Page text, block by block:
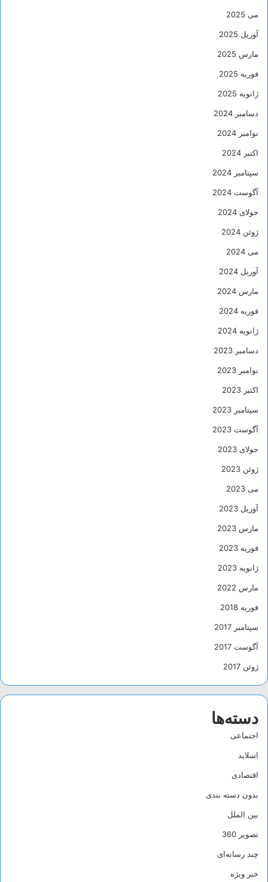
می 2025
آوریل 2025
مارس 2025
فوریه 2025
ژانویه 2025
دسامبر 2024
نوامبر 2024
اکتبر 2024
سپتامبر 2024
آگوست 2024
جولای 2024
ژوئن 2024
می 2024
آوریل 2024
مارس 2024
فوریه 2024
ژانویه 2024
دسامبر 2023
نوامبر 2023
اکتبر 2023
سپتامبر 2023
آگوست 2023
جولای 2023
ژوئن 2023
می 2023
آوریل 2023
مارس 2023
فوریه 2023
ژانویه 2023
مارس 2022
فوریه 2018
سپتامبر 2017
آگوست 2017
ژوئن 2017
دسته‌ها
اجتماعی
اسلاید
اقتصادی
بدون دسته بندی
بین الملل
تصویر 360
چند رسانه‌ای
خبر ویژه